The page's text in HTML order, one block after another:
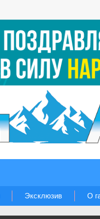
Эксклюзив О